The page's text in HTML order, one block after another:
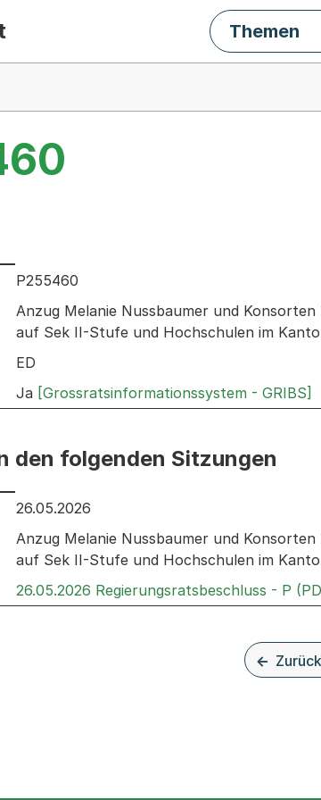
Themen
Geschäft
P255460
Anzug Melanie Nussbaumer und
auf Sek II-Stufe und Hochschulen im
ED
Ja [Grossratsinformationssystem - GRIBS]
den folgenden Sitzungen
Sitzungen: Informationen zu den
26.05.2026
Anzug Melanie Nussbaumer und
auf Sek II-Stufe und Hochschulen im
26.05.2026 Regierungsratsbeschluss - P